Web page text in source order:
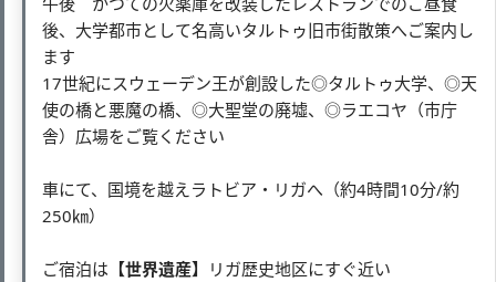
後、大学都市として名高いタルトゥ旧市街散策へご案内し
ます
17世紀にスウェーデン王が創設した◎タルトゥ大学、◎天
使の橋と悪魔の橋、◎大聖堂の廃墟、◎ラエコヤ（市庁
舎）広場をご覧ください
車にて、国境を越えラトビア・リガへ（約4時間10分/約
250㎞）
ご宿泊は 【世界遺産】
リガ歴史地区にすぐ近い